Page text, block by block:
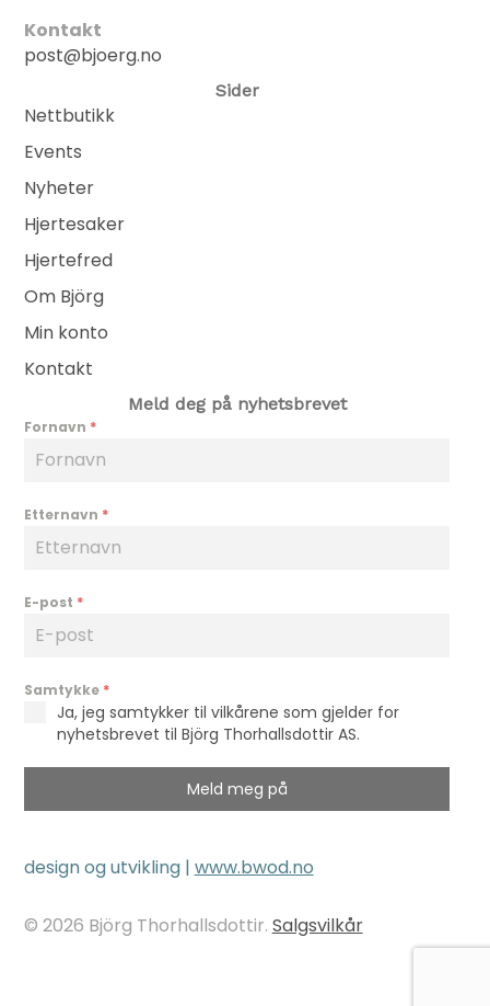
Kontakt
post@bjoerg.no
Sider
Nettbutikk
Events
Nyheter
Hjertesaker
Hjertefred
Om Björg
Min konto
Kontakt
Meld deg på nyhetsbrevet
Fornavn *
Etternavn *
E-post *
Samtykke *
Ja, jeg samtykker til vilkårene som gjelder for
nyhetsbrevet til Björg Thorhallsdottir AS.
Meld meg på
© 2026 Björg Thorhallsdottir. Salgsvilkår
design og utvikling | www.bwod.no